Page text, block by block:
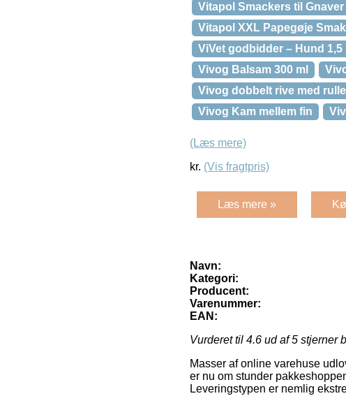
Vitapol Smackers til
Vitapol XXL Papegøje
ViVet godbidder – Hund 1,5
Vivog Balsam 300 ml
Vivog dobbelt rive med
Vivog Kam mellem fin
(Læs mere)
kr. (Vis fragtpris)
Læs mere »
Navn:
Kategori:
Producent:
Varenummer:
EAN:
Vurderet til 4.6 ud af 5 stjerner
Masser af online varehuse
er nu om stunder
Leveringstypen er nemlig